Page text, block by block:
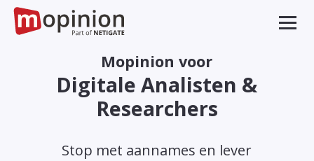
Mopinion voor
Digitale Analisten &
Researchers
Stop met aannames en lever